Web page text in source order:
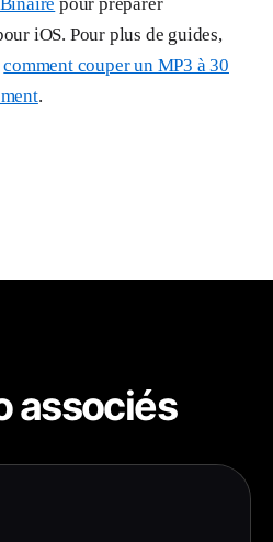
iOS. Pour plus de guides,
comment couper un MP3 à 30
.
associés